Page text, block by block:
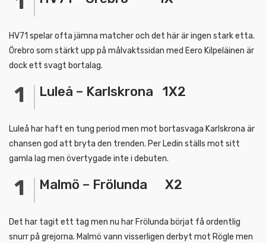
HV71 spelar ofta jämna matcher och det här är ingen stark etta.
Örebro som stärkt upp på målvaktssidan med Eero Kilpeläinen är
dock ett svagt bortalag.
Luleå – Karlskrona 1X2
Luleå har haft en tung period men mot bortasvaga Karlskrona är
chansen god att bryta den trenden. Per Ledin ställs mot sitt
gamla lag men övertygade inte i debuten.
Malmö – Frölunda X2
Det har tagit ett tag men nu har Frölunda börjat få ordentlig
snurr på grejorna. Malmö vann visserligen derbyt mot Rögle men